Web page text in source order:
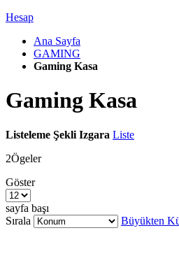
Hesap
Ana Sayfa
GAMING
Gaming Kasa
Gaming Kasa
Listeleme Şekli Izgara Liste
2Ögeler
Göster
sayfa başı
Sırala
Büyükten